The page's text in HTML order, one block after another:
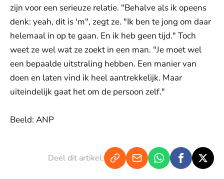
zijn voor een serieuze relatie. "Behalve als ik opeens
denk: yeah, dit is 'm", zegt ze. "Ik ben te jong om daar
helemaal in op te gaan. En ik heb geen tijd." Toch
weet ze wel wat ze zoekt in een man. "Je moet wel
een bepaalde uitstraling hebben. Een manier van
doen en laten vind ik heel aantrekkelijk. Maar
uiteindelijk gaat het om de persoon zelf."
Beeld: ANP
Deel dit artikel: